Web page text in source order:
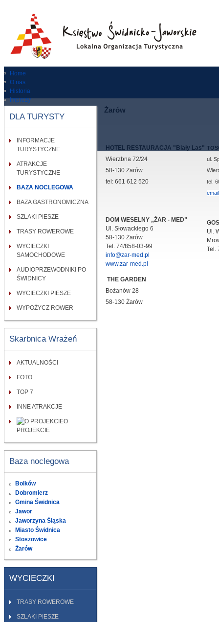
Home
O nas
Historia
Imprezy
Zabytki
RODO
Wypożycz rower
DLA TURYSTY
INFORMACJE
TURYSTYCZNE
ATRAKCJE
TURYSTYCZNE
BAZA NOCLEGOWA
BAZA GASTRONOMICZNA
SZLAKI PIESZE
TRASY ROWEROWE
WYCIECZKI
SAMOCHODOWE
AUDIOPRZEWODNIKI PO
ŚWIDNICY
WYCIECZKI PIESZE
WYPOŻYCZ ROWER
Skarbnica Wrażeń
AKTUALNOŚCI
FOTO
TOP 7
INNE ATRAKCJE
O
PROJEKCIE
Baza noclegowa
Bolków
Dobromierz
Gmina Świdnica
Jawor
Jaworzyna Śląska
Miasto Świdnica
Stoszowice
Żarów
WYCIECZKI
TRASY ROWEROWE
SZLAKI PIESZE
Żarów
HOTEL RESTAURACJA "Biały Las"
Wierzbna 72/24
58-130 Żarów
tel: 661 612 520
ul.
tel:
DOM WESELNY „ŻAR - MED”
Ul. Słowackiego 6
58-130 Żarów
Tel. 74/858-03-99
info@zar-med.pl
www.zar-med.pl
Ul.
Tel.
THE GARDEN
Bożanów 28
58-130 Żarów